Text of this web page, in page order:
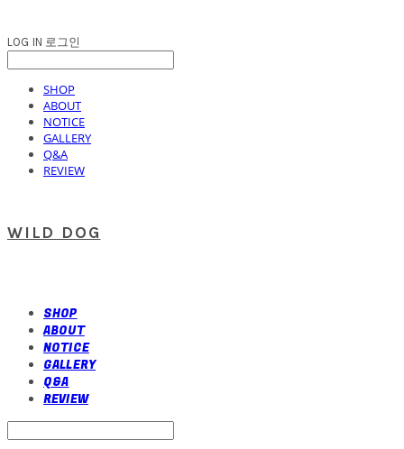
LOG IN 로그인
SHOP
ABOUT
NOTICE
GALLERY
Q&A
REVIEW
WILD DOG
SHOP
ABOUT
NOTICE
GALLERY
Q&A
REVIEW